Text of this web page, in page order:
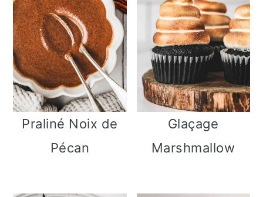
Praliné Noix de
Pécan
Glaçage
Marshmallow